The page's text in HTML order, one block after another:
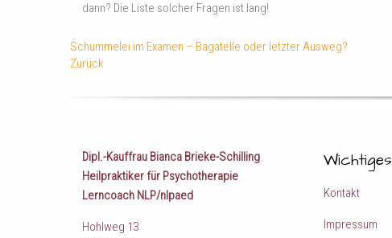
dann? Die Liste solcher Fragen ist lang!
Schummelei im Examen – Bagatelle oder letzter Ausweg?
Zurück
Dipl.-Kauffrau Bianca Brieke-Schilling
Heilpraktiker für Psychotherapie
Lerncoach NLP/nlpaed
Hohlweg 13
Wichtiges
Kontakt
Impressum